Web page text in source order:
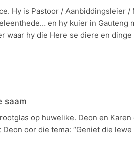
Hy is Pastoor / Aanbiddingsleier
en hy kuier in Gauteng
waar hy die Here se diere en
saam
op huwelike. Deon en
oor die tema: “Geniet die